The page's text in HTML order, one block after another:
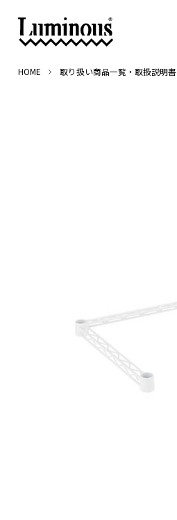
HOME 取り扱い商品一覧・取扱説明書